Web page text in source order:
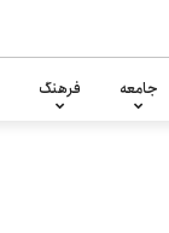
جامعه فرهنگ